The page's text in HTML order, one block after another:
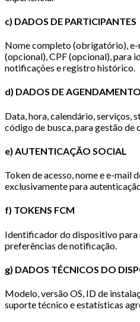
c) DADOS DE PARTICIPANTES
Nome completo (obrigatório),
(opcional), CPF (opcional), para
notificações e registro histórico.
d) DADOS DE
Data, hora, calendário, serviços,
código de busca, para gestão de
e) AUTENTICAÇÃO SOCIAL
Token de acesso, nome e e-
exclusivamente para
f) TOKENS FCM
Identificador do dispositivo para
preferências de notificação.
g) DADOS TÉCNICOS DO
Modelo, versão OS, ID de
suporte técnico e estatísticas